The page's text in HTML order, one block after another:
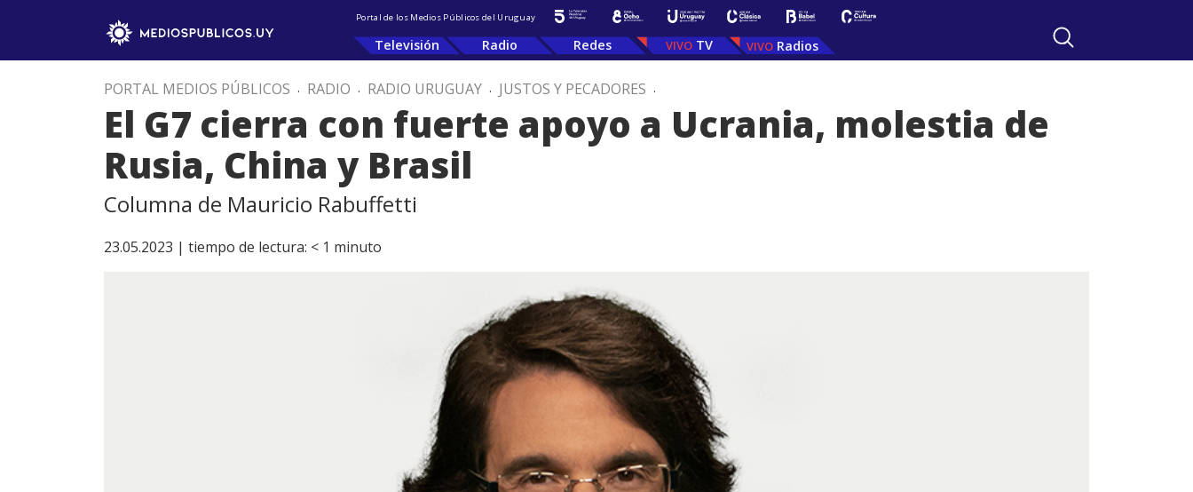
Portal de los Medios Públicos del Uruguay
Televisión Radio Redes TV Radios
PORTAL MEDIOS PÚBLICOS . RADIO . RADIO URUGUAY . JUSTOS Y PECADORES .
El G7 cierra con fuerte apoyo a Ucrania, molestia de
Rusia, China y Brasil
Columna de Mauricio Rabuffetti
23.05.2023 | tiempo de lectura: < 1 minuto